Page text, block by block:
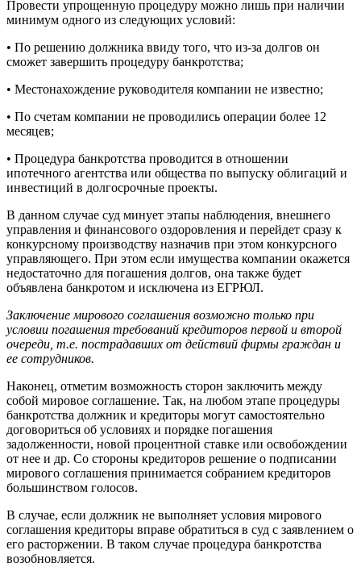
Провести упрощенную процедуру можно лишь при наличии
минимум одного из следующих условий:
• По решению должника ввиду того, что из-за долгов он
сможет завершить процедуру банкротства;
• Местонахождение руководителя компании не известно;
• По счетам компании не проводились операции более 12
месяцев;
• Процедура банкротства проводится в отношении
ипотечного агентства или общества по выпуску облигаций и
инвестиций в долгосрочные проекты.
В данном случае суд минует этапы наблюдения, внешнего
управления и финансового оздоровления и перейдет сразу к
конкурсному производству назначив при этом конкурсного
управляющего. При этом если имущества компании окажется
недостаточно для погашения долгов, она также будет
объявлена банкротом и исключена из ЕГРЮЛ.
Заключение мирового соглашения возможно только при
условии погашения требований кредиторов первой и второй
очереди, т.е. пострадавших от действий фирмы граждан и
ее сотрудников.
Наконец, отметим возможность сторон заключить между
собой мировое соглашение. Так, на любом этапе процедуры
банкротства должник и кредиторы могут самостоятельно
договориться об условиях и порядке погашения
задолженности, новой процентной ставке или освобождении
от нее и др. Со стороны кредиторов решение о подписании
мирового соглашения принимается собранием кредиторов
большинством голосов.
В случае, если должник не выполняет условия мирового
соглашения кредиторы вправе обратиться в суд с заявлением о
его расторжении. В таком случае процедура банкротства
возобновляется.